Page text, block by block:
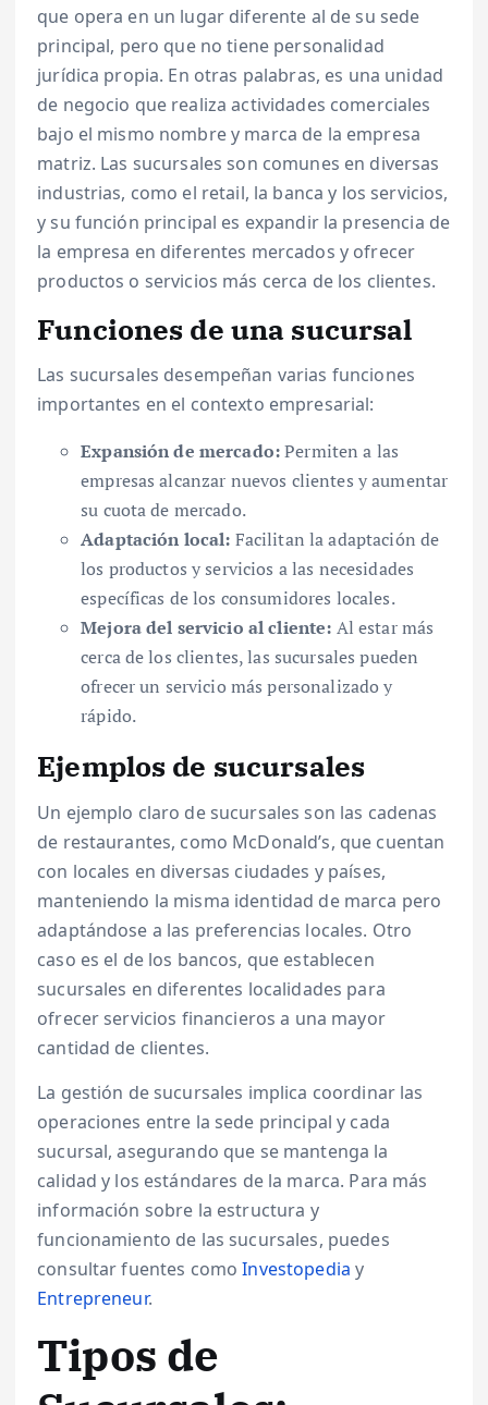
que opera en un lugar diferente al de su sede
principal, pero que no tiene personalidad
jurídica propia. En otras palabras, es una unidad
de negocio que realiza actividades comerciales
bajo el mismo nombre y marca de la empresa
matriz. Las sucursales son comunes en diversas
industrias, como el retail, la banca y los servicios,
y su función principal es expandir la presencia de
la empresa en diferentes mercados y ofrecer
productos o servicios más cerca de los clientes.
Funciones de una sucursal
Las sucursales desempeñan varias funciones
importantes en el contexto empresarial:
Expansión de mercado:Permiten a las
empresas alcanzar nuevos clientes y aumentar
su cuota de mercado.
Adaptación local: Facilitan la adaptación de
los productos y servicios a las necesidades
específicas de los consumidores locales.
Mejora del servicio al cliente: Al estar más
cerca de los clientes, las sucursales pueden
ofrecer un servicio más personalizado y
rápido.
Ejemplos de sucursales
Un ejemplo claro de sucursales son las cadenas
de restaurantes, como McDonald’s, que cuentan
con locales en diversas ciudades y países,
manteniendo la misma identidad de marca pero
adaptándose a las preferencias locales. Otro
caso es el de los bancos, que establecen
sucursales en diferentes localidades para
ofrecer servicios financieros a una mayor
cantidad de clientes.
La gestión de sucursales implica coordinar las
operaciones entre la sede principal y cada
sucursal, asegurando que se mantenga la
calidad y los estándares de la marca. Para más
información sobre la estructura y
funcionamiento de las sucursales, puedes
consultar fuentes comoInvestopedia y
Entrepreneur.
Tipos de